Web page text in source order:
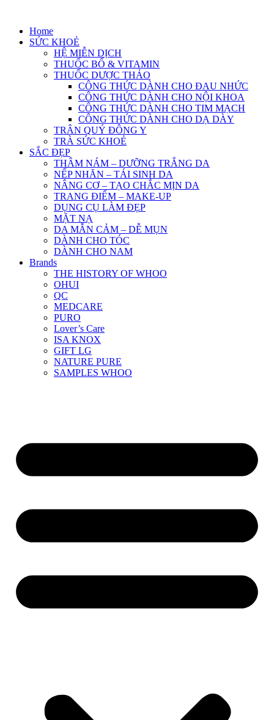
contentHome
SỨC KHOẺ
HỆ MIỄN DỊCH
THUỐC BỔ & VITAMIN
THUỐC DƯỢC THẢO
CÔNG THỨC DÀNH CHO ĐAU NHỨC
CÔNG THỨC DÀNH CHO NỘI KHOA
CÔNG THỨC DÀNH CHO TIM MẠCH
CÔNG THỨC DÀNH CHO DẠ DÀY
TRÂN QUÝ ĐÔNG Y
TRÀ SỨC KHOẺ
SẮC ĐẸP
THÂM NÁM – DƯỠNG TRẮNG DA
NẾP NHĂN – TÁI SINH DA
NÂNG CƠ – TẠO CHẮC MỊN DA
TRANG ĐIỂM – MAKE-UP
DỤNG CỤ LÀM ĐẸP
MẶT NẠ
DA MẪN CẢM – DỄ MỤN
DÀNH CHO TÓC
DÀNH CHO NAM
Brands
THE HISTORY OF WHOO
OHUI
QC
MEDCARE
PURO
Lover’s Care
ISA KNOX
GIFT LG
NATURE PURE
SAMPLES WHOO